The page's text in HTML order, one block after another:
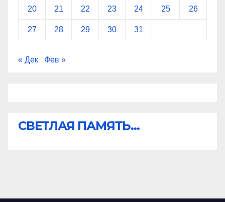
20 21 22 23 24 25 26
27 28 29 30 31
« Дек Фев »
СВЕТЛАЯ ПАМЯТЬ...